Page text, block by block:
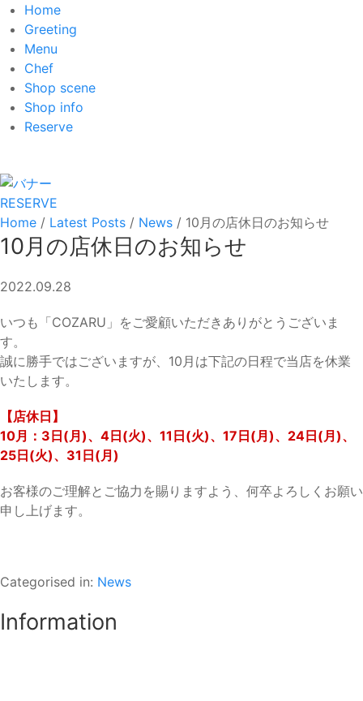
Home
Greeting
Menu
Chef
Shop scene
Shop info
Reserve
RESERVE
Home / Latest Posts / News / 10月の店休日のお知らせ
10月の店休日のお知らせ
2022.09.28
いつも「COZARU」をご愛顧いただきありがとうございま
す。
誠に勝手ではございますが、10月は下記の日程で当店を休業
いたします。
【店休日】
10月：3日(月)、4日(火)、11日(火)、17日(月)、24日(月)、
25日(火)、31日(月)
お客様のご理解とご協力を賜りますよう、何卒よろしくお願い
申し上げます。
Categorised in: News
Information